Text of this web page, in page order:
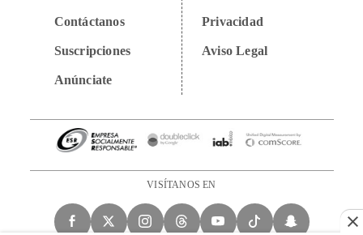
Contáctanos
Suscripciones
Anúnciate
Privacidad
Aviso Legal
VISÍTANOS EN